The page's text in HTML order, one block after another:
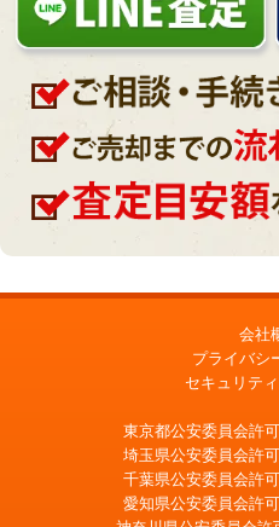
会社
プライバシ
セキュリテ
東京都公安委員会許
埼玉県公安委員会許
千葉県公安委員会許
愛知県公安委員会許